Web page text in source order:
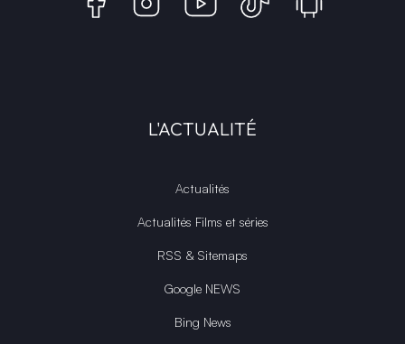
L'ACTUALITÉ
Actualités
Actualités Films et séries
RSS & Sitemaps
Google NEWS
Bing News